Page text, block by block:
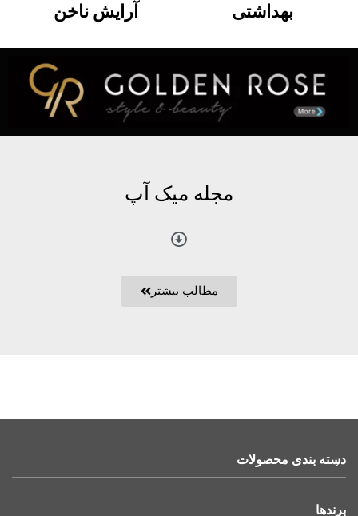
بهداشتی آرایش ناخن
مجله میک آپ
مطالب بیشتر
دسته بندی محصولات
برندها